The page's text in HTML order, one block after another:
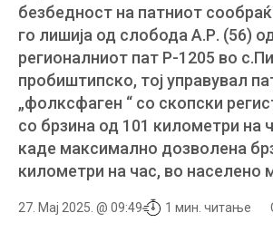
безбедност на патниот
го лишија од слобода А.Р. (56)
регионалниот пат Р-1205 во
пробиштипско, тој управувал
„фолксфаген “ со скопски
со брзина од 101 километри на
каде максимално дозволена
километри на час, во населено
27. Мај 2025. @ 09:49 1 мин. читање